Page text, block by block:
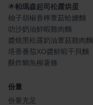
🌟帕瑪森起司松露烘蛋
柚子胡椒香檸蕈菇蛤嬤麵
叻沙奶油鮮蝦雞肉麵
醬燒黑松露奶油蕈菇雞肉麵
塔香番茄XO醬鮮蝦干貝麵
酥炸鯛魚柳薯條
份量
份量充足